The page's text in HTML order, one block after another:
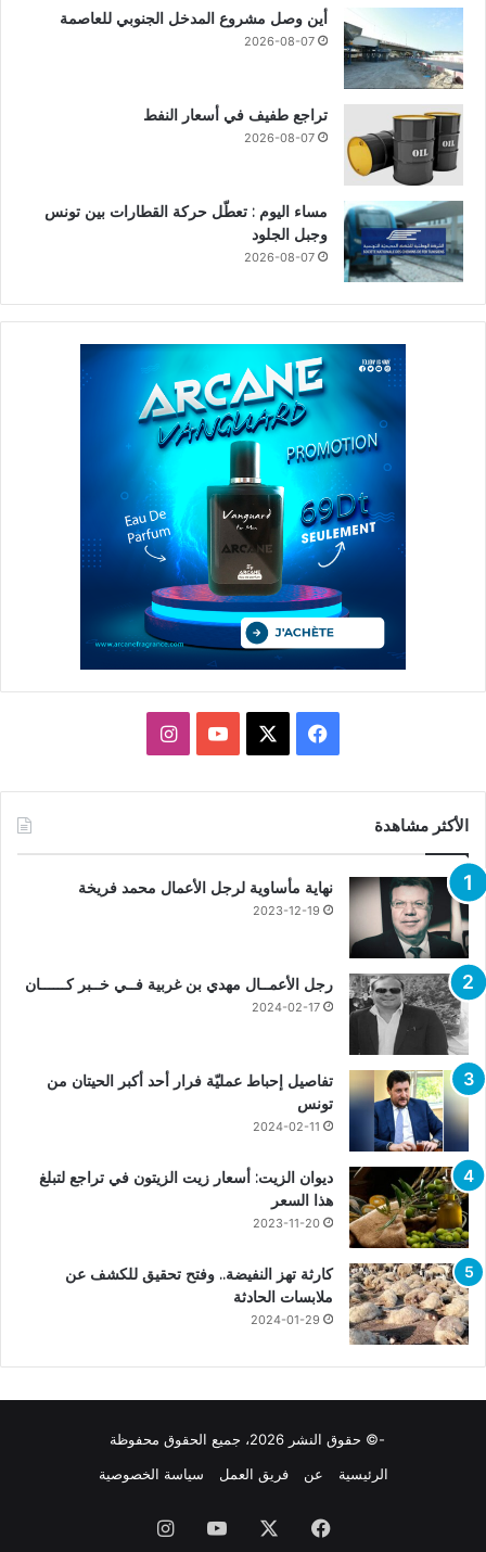
أين وصل مشروع المدخل الجنوبي للعاصمة
2026-08-07
تراجع طفيف في أسعار النفط
2026-08-07
مساء اليوم : تعطّل حركة القطارات بين تونس
وجبل الجلود
2026-08-07
فيسبوك يوتيوبانستقرام
الأكثر مشاهدة
نهاية مأساوية لرجل الأعمال محمد فريخة
2023-12-19
رجل الأعمــال مهدي بن غربية فــي خــبر كــــــان
2024-02-17
تفاصيل إحباط عمليّة فرار أحد أكبر الحيتان من
تونس
2024-02-11
ديوان الزيت: أسعار زيت الزيتون في تراجع لتبلغ
هذا السعر
2023-11-20
كارثة تهز النفيضة.. وفتح تحقيق للكشف عن
ملابسات الحادثة
2024-01-29
-© حقوق النشر 2026، جميع الحقوق محفوظة
الرئيسية
عن فريق العمل سياسة الخصوصية
فيسبوك يوتيوبانستقرام